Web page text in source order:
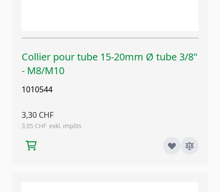
Collier pour tube 15-20mm Ø tube 3/8"
- M8/M10
1010544
3,30 CHF
3,05 CHF